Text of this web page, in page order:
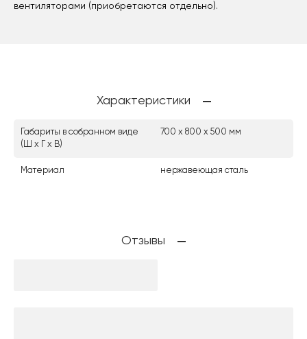
вентиляторами (приобретаются отдельно).
Характеристики
Габариты в собранном виде
(Ш х Г х В)
700 х 800 х 500 мм
Материал нержавеющая сталь
Отзывы